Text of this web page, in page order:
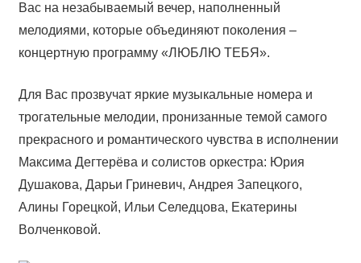
Вас на незабываемый вечер, наполненный
мелодиями, которые объединяют поколения –
концертную программу «ЛЮБЛЮ ТЕБЯ».
Для Вас прозвучат яркие музыкальные номера и
трогательные мелодии, пронизанные темой самого
прекрасного и романтического чувства в исполнении
Максима Дегтерёва и солистов оркестра: Юрия
Душакова, Дарьи Гриневич, Андрея Запецкого,
Алины Горецкой, Ильи Селедцова, Екатерины
Волченковой.